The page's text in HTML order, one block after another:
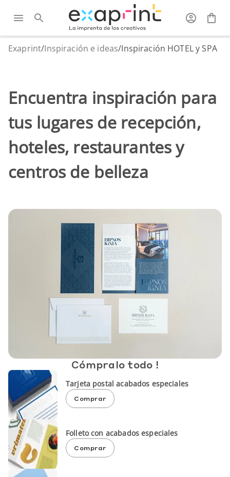
Exaprint/Inspiración e ideas/Inspiración HOTEL y SPA
Encuentra inspiración para
tus lugares de recepción,
hoteles, restaurantes y
centros de belleza
Cómpralo todo !
Tarjeta postal acabados especiales
Comprar
Folleto con acabados especiales
Comprar